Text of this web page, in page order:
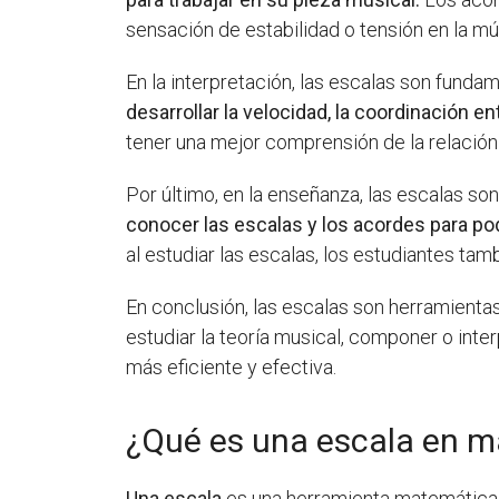
sensación de estabilidad o tensión en la
En la interpretación, las escalas son
desarrollar la velocidad, la coordinación
tener una mejor comprensión de la
Por último, en la enseñanza, las escalas
conocer las escalas y los acordes para
al estudiar las escalas, los estudiantes
En conclusión, las escalas son
estudiar la teoría musical, componer o
más eficiente y efectiva.
¿Qué es una escala en